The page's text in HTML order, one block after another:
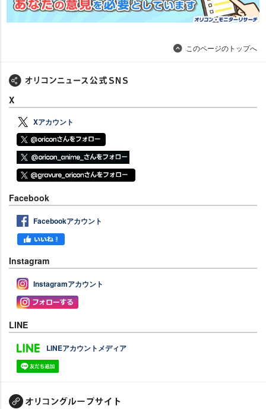
このページのトップへ
X
Xアカウント
Facebook
Facebookアカウント
Instagram
Instagramアカウント
LINE
LINEアカウントメディア